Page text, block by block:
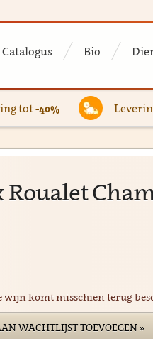
Catalogus Bio
tot-40%
Roualet
wijn komt misschien terug
WACHTLIJST TOEVOEGEN »